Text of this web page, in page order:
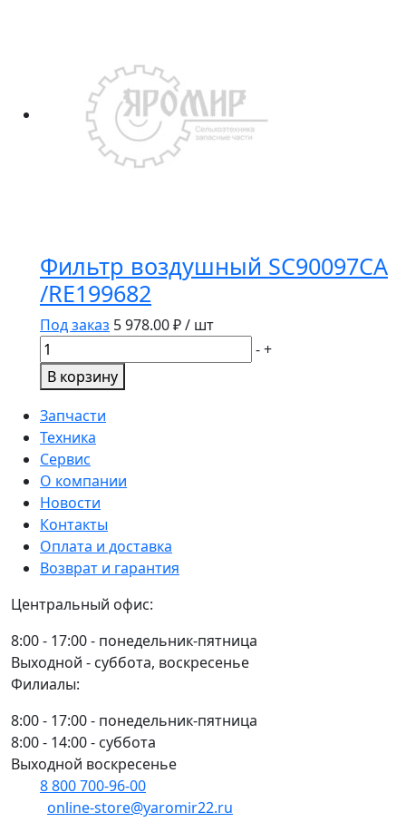
Фильтр воздушный SC90097CA
/RE199682
Под заказ 5 978.00₽ / шт
Количество
товара
Фильтр
воздушный
SC90097CA
/RE199682
-+
В корзину
Запчасти
Техника
Сервис
О компании
Новости
Контакты
Оплата и доставка
Возврат и гарантия
Центральный офис:
8:00 - 17:00 - понедельник-пятница
Выходной - суббота, воскресенье
Филиалы:
8:00 - 17:00 - понедельник-пятница
8:00 - 14:00 - суббота
Выходной воскресенье
8 800 700-96-00
online-store@yaromir22.ru